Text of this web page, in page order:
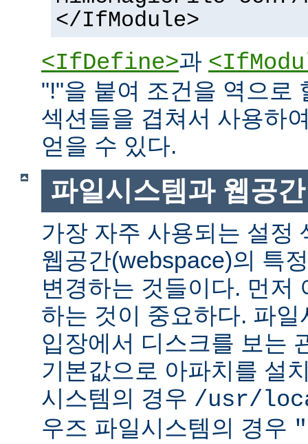
</IfModule>
<IfDefine>과
"!"을 붙여 조건을 역으로
섹션들을 겹쳐서 사용하
얻을 수 있다.
파일시스템과 웹공간
가장 자주 사용되는 설정
웹공간(webspace)의 특
변경하는 것들이다. 먼저
하는 것이 중요하다. 파
입장에서 디스크를 보는
기본값으로 아파치를 설
시스템의 경우 /usr/
우즈 파일시스템의 경우